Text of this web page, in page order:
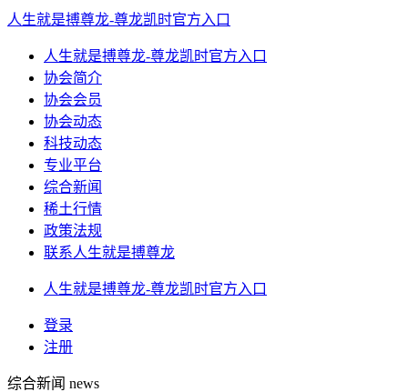
人生就是搏尊龙-尊龙凯时官方入口
人生就是搏尊龙-尊龙凯时官方入口
协会简介
协会会员
协会动态
科技动态
专业平台
综合新闻
稀土行情
政策法规
联系人生就是搏尊龙
人生就是搏尊龙-尊龙凯时官方入口
登录
注册
综合新闻 news